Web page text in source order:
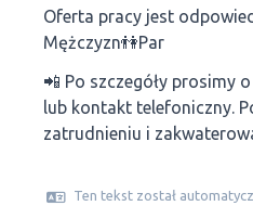
Oferta pracy jest
Mężczyzn👫Par
📲 Po szczegóły prosimy
lub kontakt telefoniczny.
zatrudnieniu i
Ten tekst został